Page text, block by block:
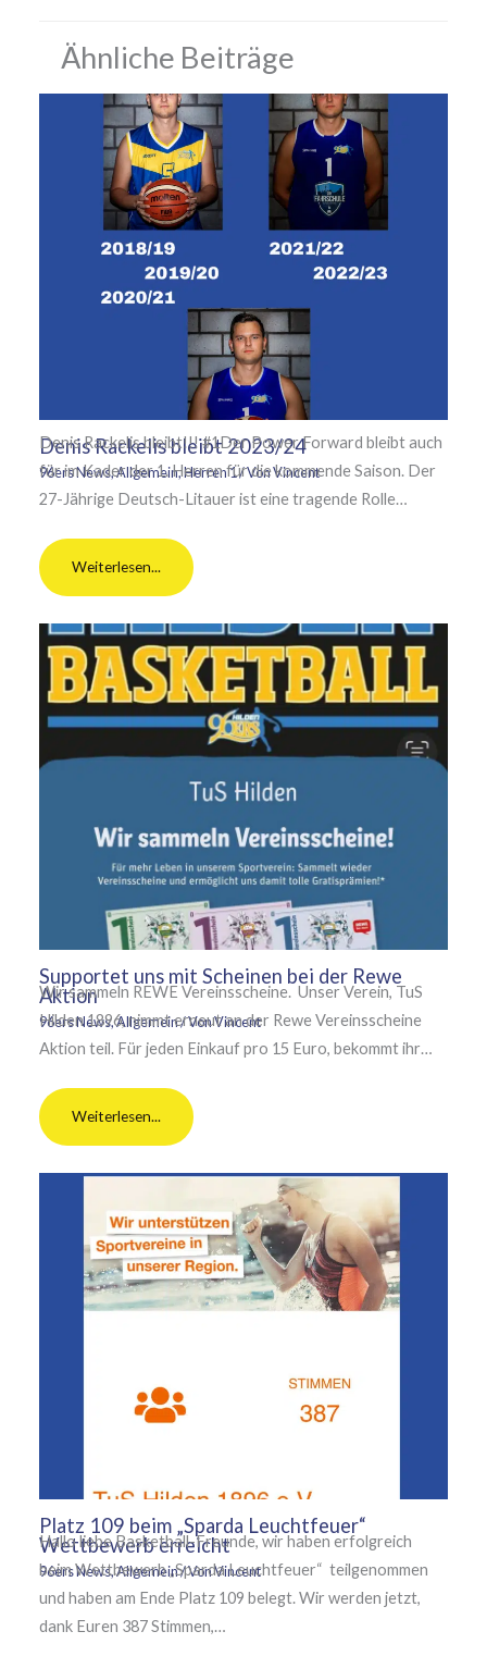
Ähnliche Beiträge
Denis Rackelis bleibt 2023/24
96ers News,Allgemein,Herren 1/ VonVincent
Denis Rackelis bleibt!!! #1Der Power Forward bleibt auch
für im Kader der 1. Herren für die kommende Saison. Der
27-Jährige Deutsch-Litauer ist eine tragende Rolle…
Weiterlesen...
Supportet uns mit Scheinen bei der Rewe
Aktion
96ers News,Allgemein/ VonVincent
Wir sammeln REWE Vereinsscheine. Unser Verein, TuS
Hilden 1896, nimmt erneut an der Rewe Vereinsscheine
Aktion teil. Für jeden Einkauf pro 15 Euro, bekommt ihr…
Weiterlesen...
Platz 109 beim „Sparda Leuchtfeuer“
Wettbewerb erreicht
96ers News,Allgemein/ VonVincent
Hallo liebe Basketball-Freunde, wir haben erfolgreich
beim Wettbewerb „Sparda Leuchtfeuer“ teilgenommen
und haben am Ende Platz 109 belegt. Wir werden jetzt,
dank Euren 387 Stimmen,…